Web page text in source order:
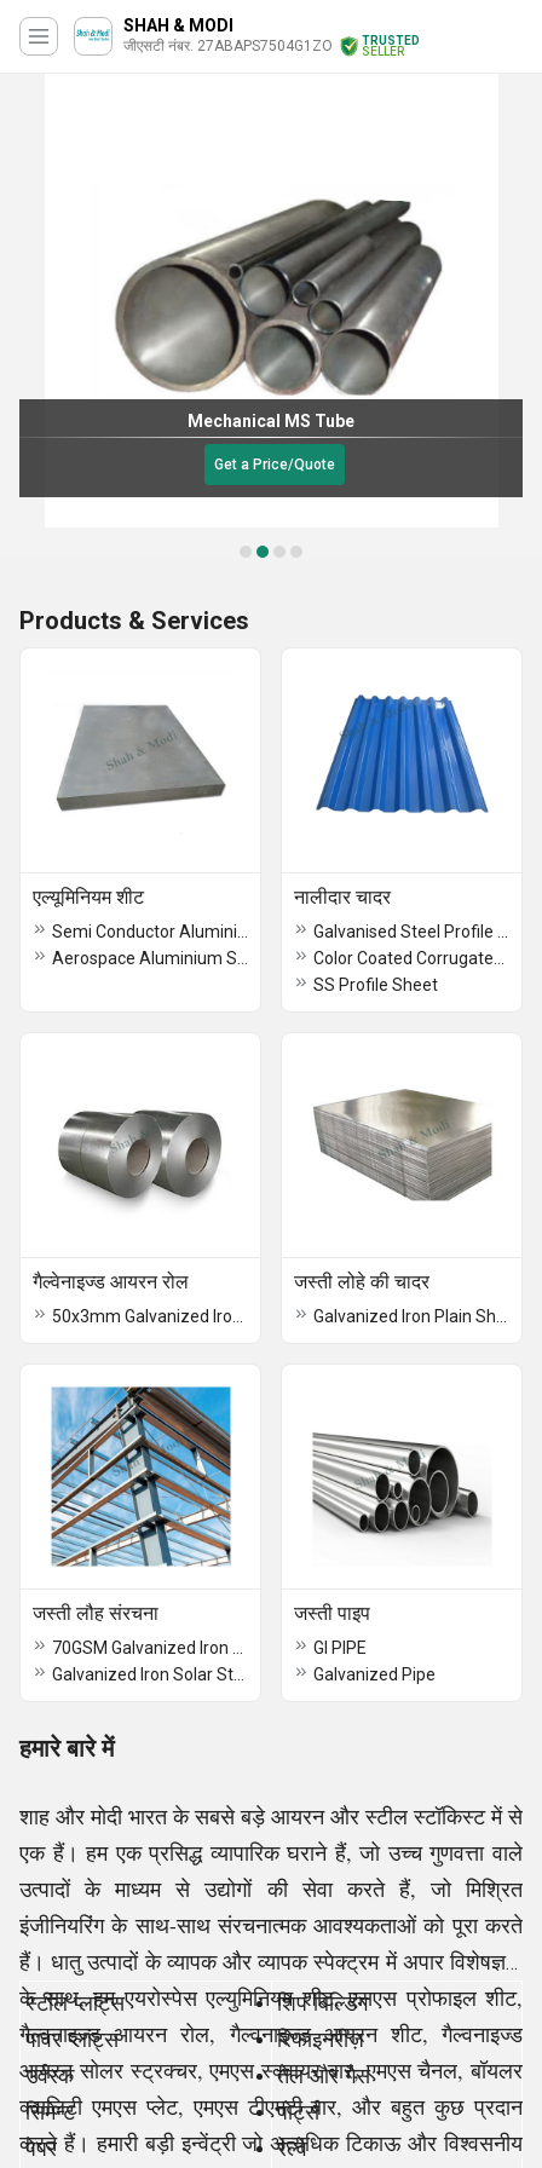
SHAH & MODI
जीएसटी नंबर. 27ABAPS7504G1ZO
TRUSTED
SELLER
Mechanical MS Tube
Get a Price/Quote
Products & Services
एल्यूमिनियम शीट नालीदार चादर
SS Profile Sheet
गैल्वेनाइज्ड आयरन रोल जस्ती लोहे की चादर
जस्ती लौह संरचना जस्ती पाइप
GI PIPE
Galvanized Pipe
हमारे बारे में
शाह और मोदी भारत के सबसे बड़े आयरन और स्टील स्टॉकिस्ट में से
एक हैं। हम एक प्रसिद्ध व्यापारिक घराने हैं, जो उच्च गुणवत्ता वाले
उत्पादों के माध्यम से उद्योगों की सेवा करते हैं, जो मिश्रित
इंजीनियरिंग के साथ-साथ संरचनात्मक आवश्यकताओं को पूरा करते
हैं। धातु उत्पादों के व्यापक और व्यापक स्पेक्ट्रम में अपार विशेषज्ञता
के साथ, हम एयरोस्पेस एल्युमिनियम शीट, एसएस प्रोफाइल शीट,
गैल्वनाइज्ड आयरन रोल, गैल्वनाइज्ड आयरन शीट, गैल्वनाइज्ड
आयरन सोलर स्ट्रक्चर, एमएस स्क्वायर बार, एमएस चैनल, बॉयलर
क्वालिटी एमएस प्लेट, एमएस टीएमटी बार, और बहुत कुछ प्रदान
करते हैं। हमारी बड़ी इन्वेंट्री जो अत्यधिक टिकाऊ और विश्वसनीय
स्टील प्लांट्स
पावर प्लांट्स
उर्वरक
सिमेन्ट
पेपर
शिप बिल्डिंग
रिफाइनरीज़
तेल और गैस
पोर्ट्स
रेल्वे